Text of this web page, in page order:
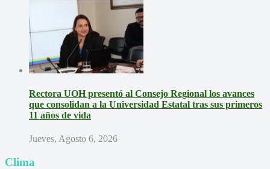
Rectora UOH presentó al Consejo Regional los avances
que consolidan a la Universidad Estatal tras sus primeros
11 años de vida
Jueves, Agosto 6, 2026
Clima